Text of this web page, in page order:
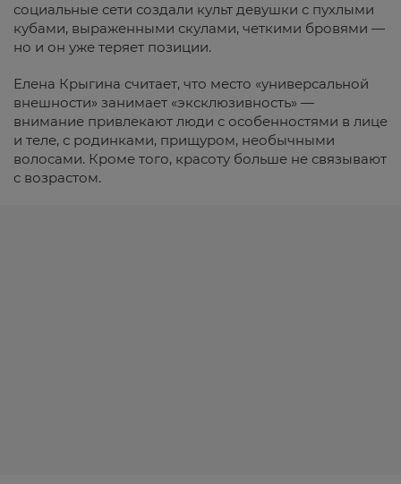
социальные сети создали культ девушки с пухлыми
кубами, выраженными скулами, четкими бровями —
но и он уже теряет позиции.
Елена Крыгина считает, что место «универсальной
внешности» занимает «эксклюзивность» —
внимание привлекают люди с особенностями в лице
и теле, с родинками, прищуром, необычными
волосами. Кроме того, красоту больше не связывают
с возрастом.